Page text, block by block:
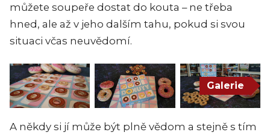
můžete soupeře dostat do kouta – ne třeba
hned, ale až v jeho dalším tahu, pokud si svou
situaci včas neuvědomí.
Galerie
A někdy si jí může být plně vědom a stejně s tím